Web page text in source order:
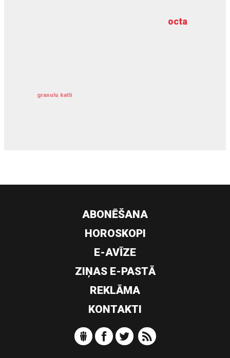
octa
granulu katli
dziļurbums
ABONĒŠANA
HOROSKOPI
E-AVĪZE
ZIŅAS E-PASTĀ
REKLĀMA
KONTAKTI